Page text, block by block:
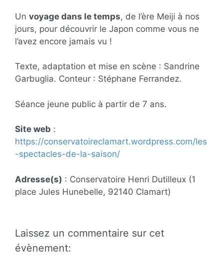
Un voyage dans le temps, de l’ère Meiji à nos
jours, pour découvrir le Japon comme vous ne
l’avez encore jamais vu !
Texte, adaptation et mise en scène : Sandrine
Garbuglia. Conteur : Stéphane Ferrandez.
Séance jeune public à partir de 7 ans.
Site web :
https://conservatoireclamart.wordpress.com/les
-spectacles-de-la-saison/
Adresse(s) : Conservatoire Henri Dutilleux (1
place Jules Hunebelle, 92140 Clamart)
Laissez un commentaire sur cet
évènement: